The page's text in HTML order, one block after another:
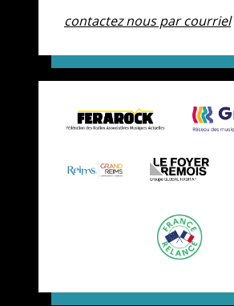
contactez nous par courriel